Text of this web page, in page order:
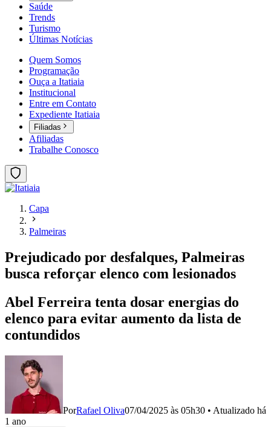
Saúde
Trends
Turismo
Últimas Notícias
Quem Somos
Programação
Ouça a Itatiaia
Institucional
Entre em Contato
Expediente Itatiaia
Filiadas
Afiliadas
Trabalhe Conosco
Capa
Palmeiras
Prejudicado por desfalques, Palmeiras
busca reforçar elenco com lesionados
Abel Ferreira tenta dosar energias do
elenco para evitar aumento da lista de
contundidos
PorRafael Oliva07/04/2025 às 05h30 • Atualizado há
1 ano